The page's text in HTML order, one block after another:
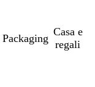
Packaging
Casa e
regali